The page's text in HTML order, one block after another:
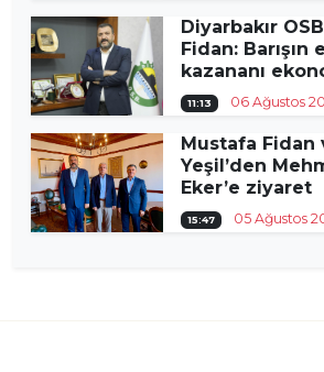
Diyarbakır
Fidan: Barışın
kazananı
11:13 06 Ağustos
Mustafa Fidan
Yeşil’den
Eker’e ziyaret
15:47 05 Ağustos